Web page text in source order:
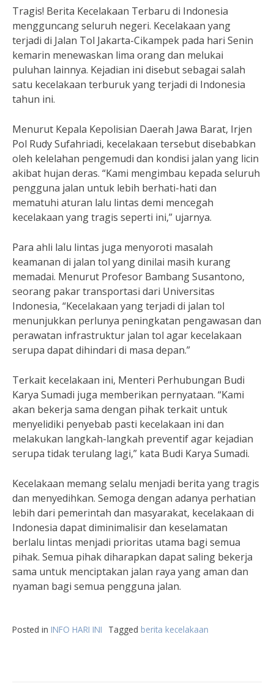
Tragis! Berita Kecelakaan Terbaru di Indonesia
mengguncang seluruh negeri. Kecelakaan yang
terjadi di Jalan Tol Jakarta-Cikampek pada hari Senin
kemarin menewaskan lima orang dan melukai
puluhan lainnya. Kejadian ini disebut sebagai salah
satu kecelakaan terburuk yang terjadi di Indonesia
tahun ini.
Menurut Kepala Kepolisian Daerah Jawa Barat, Irjen
Pol Rudy Sufahriadi, kecelakaan tersebut disebabkan
oleh kelelahan pengemudi dan kondisi jalan yang licin
akibat hujan deras. “Kami mengimbau kepada seluruh
pengguna jalan untuk lebih berhati-hati dan
mematuhi aturan lalu lintas demi mencegah
kecelakaan yang tragis seperti ini,” ujarnya.
Para ahli lalu lintas juga menyoroti masalah
keamanan di jalan tol yang dinilai masih kurang
memadai. Menurut Profesor Bambang Susantono,
seorang pakar transportasi dari Universitas
Indonesia, “Kecelakaan yang terjadi di jalan tol
menunjukkan perlunya peningkatan pengawasan dan
perawatan infrastruktur jalan tol agar kecelakaan
serupa dapat dihindari di masa depan.”
Terkait kecelakaan ini, Menteri Perhubungan Budi
Karya Sumadi juga memberikan pernyataan. “Kami
akan bekerja sama dengan pihak terkait untuk
menyelidiki penyebab pasti kecelakaan ini dan
melakukan langkah-langkah preventif agar kejadian
serupa tidak terulang lagi,” kata Budi Karya Sumadi.
Kecelakaan memang selalu menjadi berita yang tragis
dan menyedihkan. Semoga dengan adanya perhatian
lebih dari pemerintah dan masyarakat, kecelakaan di
Indonesia dapat diminimalisir dan keselamatan
berlalu lintas menjadi prioritas utama bagi semua
pihak. Semua pihak diharapkan dapat saling bekerja
sama untuk menciptakan jalan raya yang aman dan
nyaman bagi semua pengguna jalan.
Posted in INFO HARI INI Tagged berita kecelakaan